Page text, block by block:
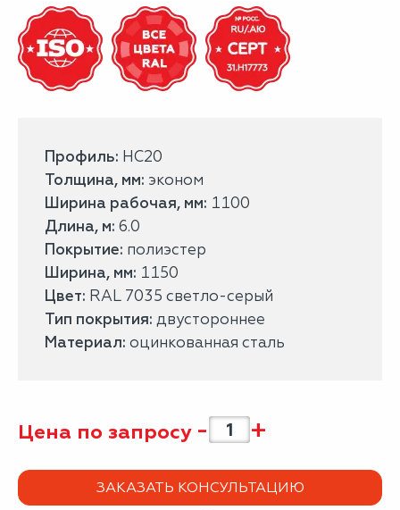
Профиль: НС20
Толщина, мм: эконом
Ширина рабочая, мм: 1100
Длина, м: 6.0
Покрытие: полиэстер
Ширина, мм: 1150
Цвет: RAL 7035 светло-серый
Тип покрытия: двустороннее
Материал: оцинкованная сталь
Цена по запросу - +
ЗАКАЗАТЬ КОНСУЛЬТАЦИЮ